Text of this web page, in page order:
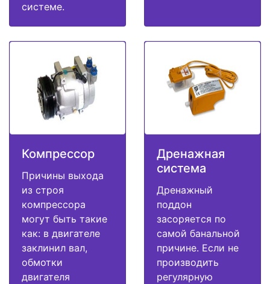
системе.
Компрессор
Причины выхода
из строя
компрессора
могут быть такие
как: в двигателе
заклинил вал,
обмотки
двигателя
Дренажная
система
Дренажный
поддон
засоряется по
самой банальной
причине. Если не
производить
регулярную